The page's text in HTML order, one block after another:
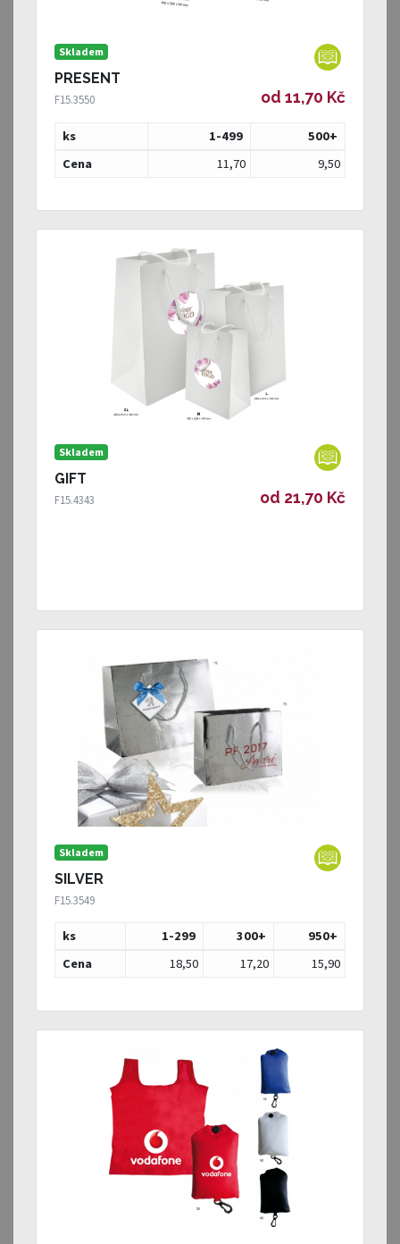
Skladem
PRESENT
F15.3550 od 11,70 Kč
ks 1-499 500+
Cena
11,70 9,50
Skladem
GIFT
F15.4343 od 21,70 Kč
Skladem
SILVER
F15.3549
ks 1-299 300+ 950+
Cena
18,50 17,20 15,90